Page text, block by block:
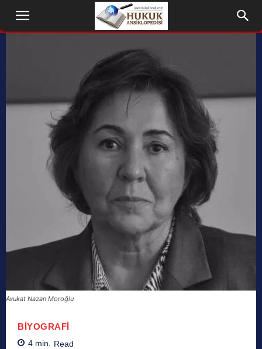
Avukat Nazan Moroğlu
BIYOGRAFI
4 min. Read